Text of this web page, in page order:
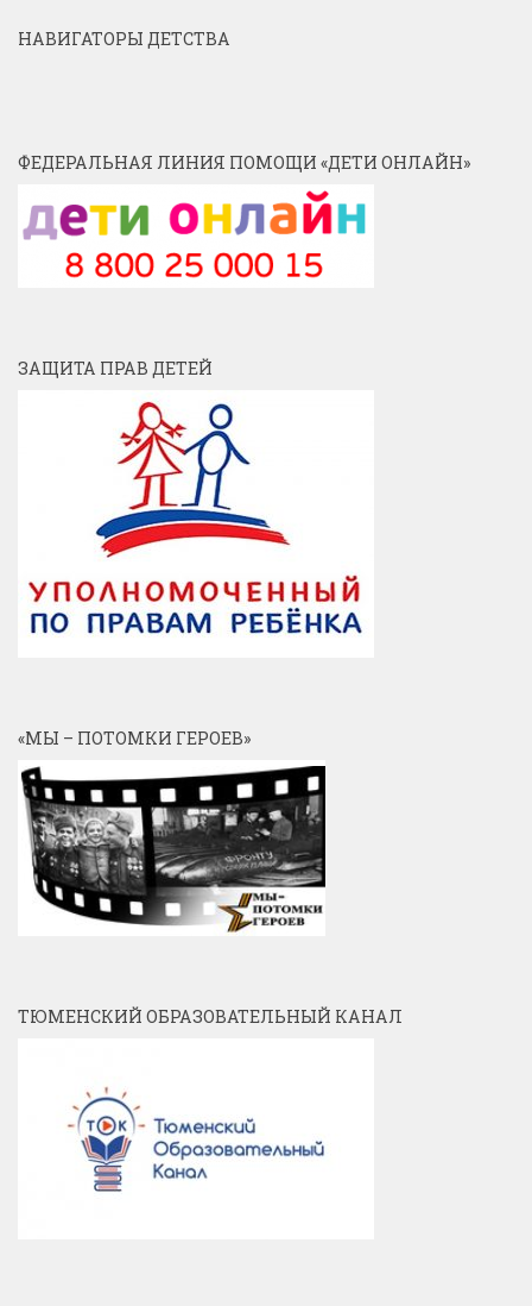
НАВИГАТОРЫ ДЕТСТВА
ФЕДЕРАЛЬНАЯ ЛИНИЯ ПОМОЩИ «ДЕТИ ОНЛАЙН»
ЗАЩИТА ПРАВ ДЕТЕЙ
«МЫ – ПОТОМКИ ГЕРОЕВ»
ТЮМЕНСКИЙ ОБРАЗОВАТЕЛЬНЫЙ КАНАЛ